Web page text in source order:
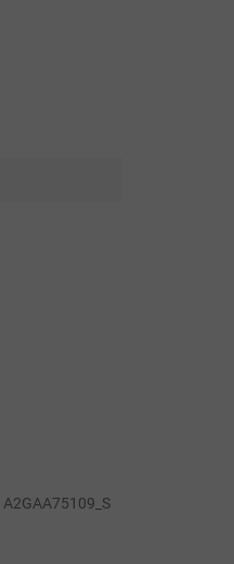
A2GAA75109_S